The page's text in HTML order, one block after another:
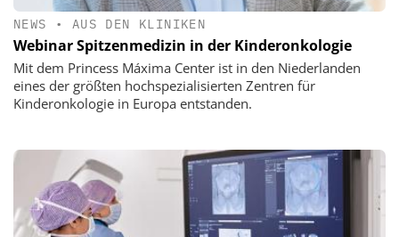
NEWS • AUS DEN KLINIKEN
Webinar Spitzenmedizin in der Kinderonkologie
Mit dem Princess Máxima Center ist in den Niederlanden
eines der größten hochspezialisierten Zentren für
Kinderonkologie in Europa entstanden.